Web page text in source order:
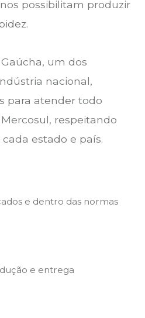
possibilitam produzir
um dos
nacional,
para atender todo
respeitando
estado e país.
e dentro das normas
e entrega